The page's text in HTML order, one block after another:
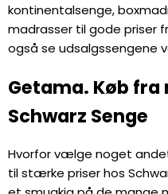
kontinentalsenge,
madrasser til gode priser
også se udsalgssengene
Getama. Køb
Schwarz Senge
Hvorfor vælge noget
til stærke priser hos